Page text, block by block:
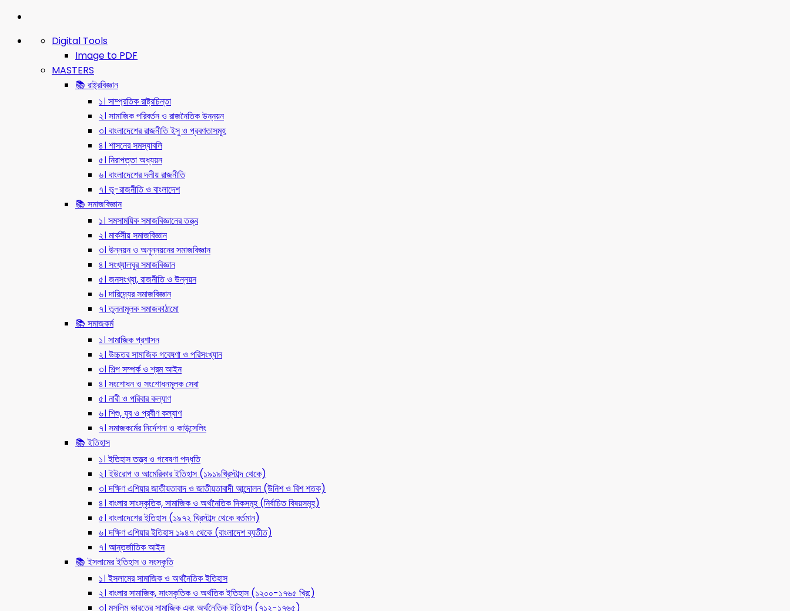
Digital Tools
Image to PDF
MASTERS
📚 রাষ্ট্রবিজ্ঞান
১। সাম্প্রতিক রাষ্ট্রচিন্তা
২। সামাজিক পরিবর্তন ও রাজনৈতিক উন্নয়ন
৩। বাংলাদেশের রাজনীতি ইসু ও প্রবণতাসমূহ
৪। শাসনের সমস্যাবলি
৫। নিরাপত্তা অধ্যয়ন
৬। বাংলাদেশের দলীয় রাজনীতি
৭। ভূ-রাজনীতি ও বাংলাদেশ
📚 সমাজবিজ্ঞান
১। সমসাময়িক সমাজবিজ্ঞানের তত্ত্ব
২। মার্কসীয় সমাজবিজ্ঞান
৩। উন্নয়ন ও অনুন্নয়নের সমাজবিজ্ঞান
৪। সংখ্যালঘুর সমাজবিজ্ঞান
৫। জনসংখ্যা, রাজনীতি ও উন্নয়ন
৬। দারিদ্র্যের সমাজবিজ্ঞান
৭। তুলনামূলক সমাজকাঠামো
📚 সমাজকর্ম
১। সামাজিক প্রশাসন
২। উচ্চতর সামাজিক গবেষণা ও পরিসংখ্যান
৩। শিল্প সম্পর্ক ও শ্রম আইন
৪। সংশোধন ও সংশোধনমূলক সেবা
৫। নারী ও পরিবার কল্যাণ
৬। শিশু, যুব ও প্রবীণ কল্যাণ
৭। সমাজকর্মের নির্দেশনা ও কাউন্সেলিং
📚 ইতিহাস
১। ইতিহাস তত্ত্ব ও গবেষণা পদ্ধতি
২। ইউরোপ ও আমেরিকার ইতিহাস (১৯১৯খ্রিস্টাব্দ থেকে)
৩। দক্ষিণ এশিয়ার জাতীয়তাবাদ ও জাতীয়তাবাদী আন্দোলন (উনিশ ও বিশ শতক)
৪। বাংলার সাংস্কৃতিক, সামাজিক ও অর্থনৈতিক দিকসমূহ (নির্বাচিত বিষয়সমূহ)
৫। বাংলাদেশের ইতিহাস (১৯৭২ খ্রিস্টাব্দ থেকে বর্তমান)
৬। দক্ষিণ এশিয়ার ইতিহাস ১৯৪৭ থেকে (বাংলাদেশ ব্যতীত)
৭। আন্তর্জাতিক আইন
📚 ইসলামের ইতিহাস ও সংস্কৃতি
১। ইসলামের সামাজিক ও অর্থনৈতিক ইতিহাস
২। বাংলার সামাজিক, সাংস্কৃতিক ও অর্থতিক ইতিহাস (১২০০-১৭৬৫ খ্রি:)
৩। মুসলিম ভারতের সামাজিক এবং অর্থনৈতিক ইতিহাস (৭১২-১৭৬৫)